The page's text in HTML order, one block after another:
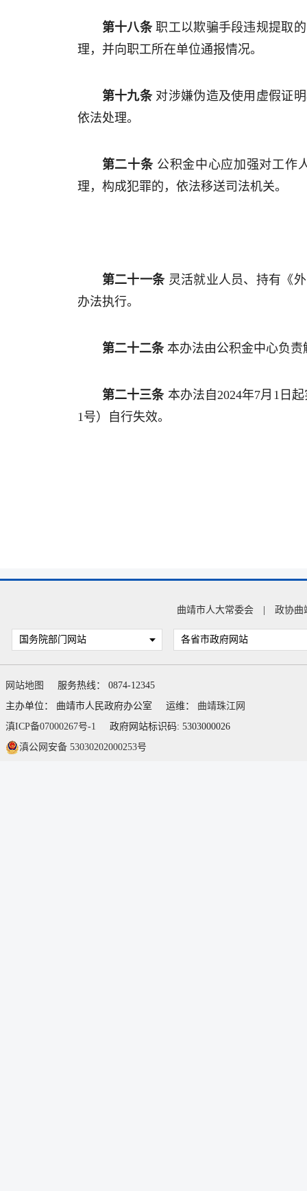
第十八条 职工以欺骗手段违规提取
理，并向职工所在单位通报情况。
第十九条 对涉嫌伪造及使用虚假证
依法处理。
第二十条 公积金中心应加强对工作
理，构成犯罪的，依法移送司法机关。
第二十一条 灵活就业人员、持有《
办法执行。
第二十二条本办法由公积金中心负责
第二十三条 本办法自2024年7月1日
1号）自行失效。
曲靖市人大常委会 政协曲
国务院部门网站 各省市政府网站
网站地图
服务热线： 0874-12345
主办单位： 曲靖市人民政府办公室
运维： 曲靖珠江网
滇ICP备07000267号-1
政府网站标识码: 5303000026
滇公网安备 53030202000253号